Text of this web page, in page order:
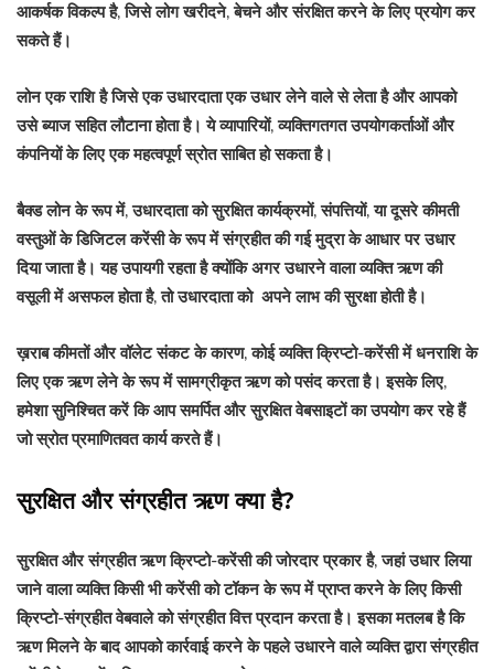
आकर्षक विकल्प है, जिसे लोग खरीदने, बेचने और संरक्षित करने के लिए प्रयोग कर
सकते हैं।
लोन एक राशि है जिसे एक उधारदाता एक उधार लेने वाले से लेता है और आपको
उसे ब्याज सहित लौटाना होता है। ये व्यापारियों, व्यक्तिगतगत उपयोगकर्ताओं और
कंपनियों के लिए एक महत्वपूर्ण स्रोत साबित हो सकता है।
बैक्ड लोन के रूप में, उधारदाता को सुरक्षित कार्यक्रमों, संपत्तियों, या दूसरे कीमती
वस्तुओं के डिजिटल करेंसी के रूप में संग्रहीत की गई मुद्रा के आधार पर उधार
दिया जाता है। यह उपायगी रहता है क्योंकि अगर उधारने वाला व्यक्ति ऋण की
वसूली में असफल होता है, तो उधारदाता को अपने लाभ की सुरक्षा होती है।
ख़राब कीमतों और वॉलेट संकट के कारण, कोई व्यक्ति क्रिप्टो-करेंसी में धनराशि के
लिए एक ऋण लेने के रूप में सामग्रीकृत ऋण को पसंद करता है। इसके लिए,
हमेशा सुनिश्चित करें कि आप समर्पित और सुरक्षित वेबसाइटों का उपयोग कर रहे हैं
जो स्रोत प्रमाणितवत कार्य करते हैं।
सुरक्षित और संग्रहीत ऋण क्या है?
सुरक्षित और संग्रहीत ऋण क्रिप्टो-करेंसी की जोरदार प्रकार है, जहां उधार लिया
जाने वाला व्यक्ति किसी भी करेंसी को टॉकन के रूप में प्राप्त करने के लिए किसी
क्रिप्टो-संग्रहीत वेबवाले को संग्रहीत वित्त प्रदान करता है। इसका मतलब है कि
ऋण मिलने के बाद आपको कार्रवाई करने के पहले उधारने वाले व्यक्ति द्वारा संग्रहीत